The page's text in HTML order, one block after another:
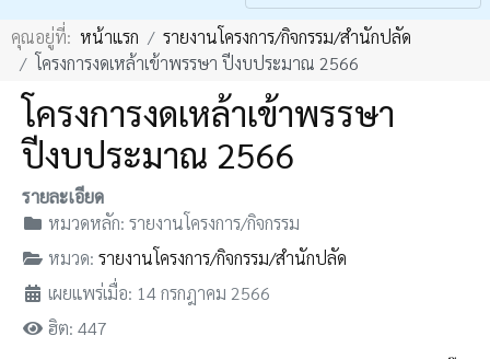
F
a
c
e
Y
o
T
คุณอยู่ที่: หน้าแรก
รายงานโครงการ/กิจกรรม/สำนักปลัด
โครงการงดเหล้าเข้าพรรษา ปีงบประมาณ 2566
โครงการงดเหล้าเข้าพรรษา
ปีงบประมาณ 2566
รายละเอียด
หมวดหลัก: รายงานโครงการ/กิจกรรม
หมวด: รายงานโครงการ/กิจกรรม/สำนักปลัด
เผยแพร่เมื่อ: 14 กรกฎาคม 2566
ฮิต: 447